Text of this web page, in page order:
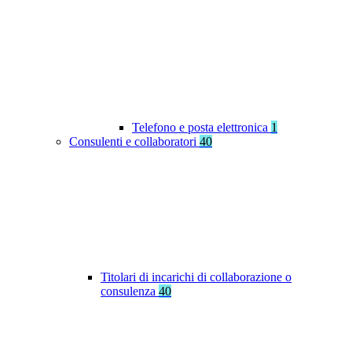
Telefono e posta elettronica 1
Consulenti e collaboratori 40
Titolari di incarichi di collaborazione o
consulenza 40